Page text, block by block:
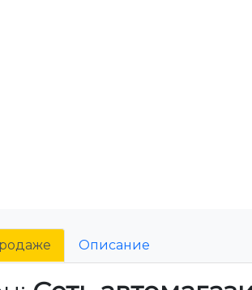
Описание